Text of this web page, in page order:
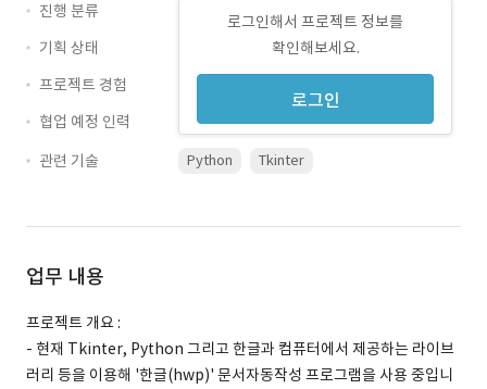
로그인해서 프로젝트 정보를
확인해보세요.
로그인
진행 분류
기획 상태
프로젝트 경험
협업 예정 인력
관련 기술
Python Tkinter
업무 내용
프로젝트 개요 :
- 현재 Tkinter, Python 그리고 한글과 컴퓨터에서 제공하는 라이브
러리 등을 이용해 '한글(hwp)' 문서자동작성 프로그램을 사용 중입니